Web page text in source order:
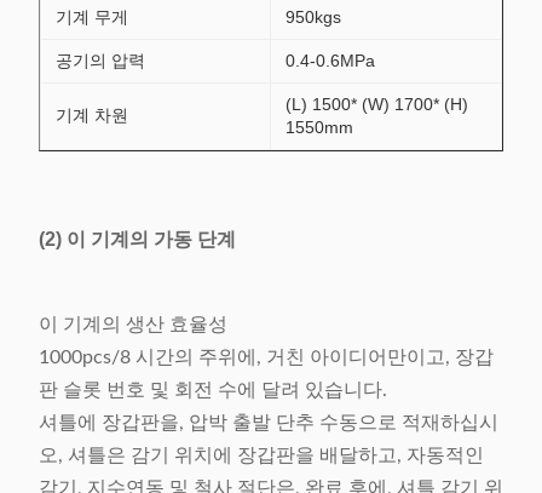
기계 무게 950kgs
공기의 압력 0.4-0.6MPa
기계 차원
(L) 1500* (W) 1700* (H)
1550mm
(2) 이 기계의 가동 단계
이 기계의 생산 효율성
1000pcs/8 시간의 주위에, 거친 아이디어만이고, 장갑
판 슬롯 번호 및 회전 수에 달려 있습니다.
셔틀에 장갑판을, 압박 출발 단추 수동으로 적재하십시
오, 셔틀은 감기 위치에 장갑판을 배달하고, 자동적인
감기, 지수연동 및 철사 절단은, 완료 후에, 셔틀 감기 위